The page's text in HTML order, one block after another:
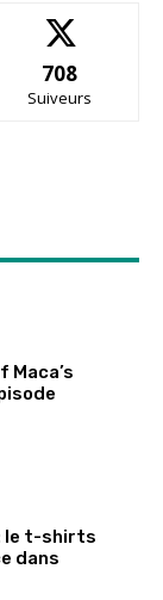
708
Suiveurs
Maca’s
: le t-shirts
dans